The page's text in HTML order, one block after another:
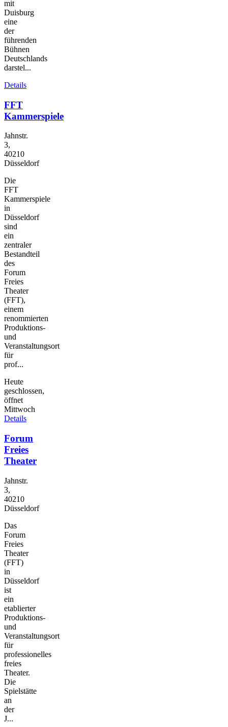
mit
Duisburg
eine
der
führenden
Bühnen
Deutschlands
darstel...
Details
FFT
Kammerspiele
Jahnstr.
3,
40210
Düsseldorf
Die
FFT
Kammerspiele
in
Düsseldorf
sind
ein
zentraler
Bestandteil
des
Forum
Freies
Theater
(FFT),
einem
renommierten
Produktions-
und
Veranstaltungsort
für
prof...
Heute
geschlossen,
öffnet
Mittwoch
Details
Forum
Freies
Theater
Jahnstr.
3,
40210
Düsseldorf
Das
Forum
Freies
Theater
(FFT)
in
Düsseldorf
ist
ein
etablierter
Produktions-
und
Veranstaltungsort
für
professionelles
freies
Theater.
Die
Spielstätte
an
der
J...